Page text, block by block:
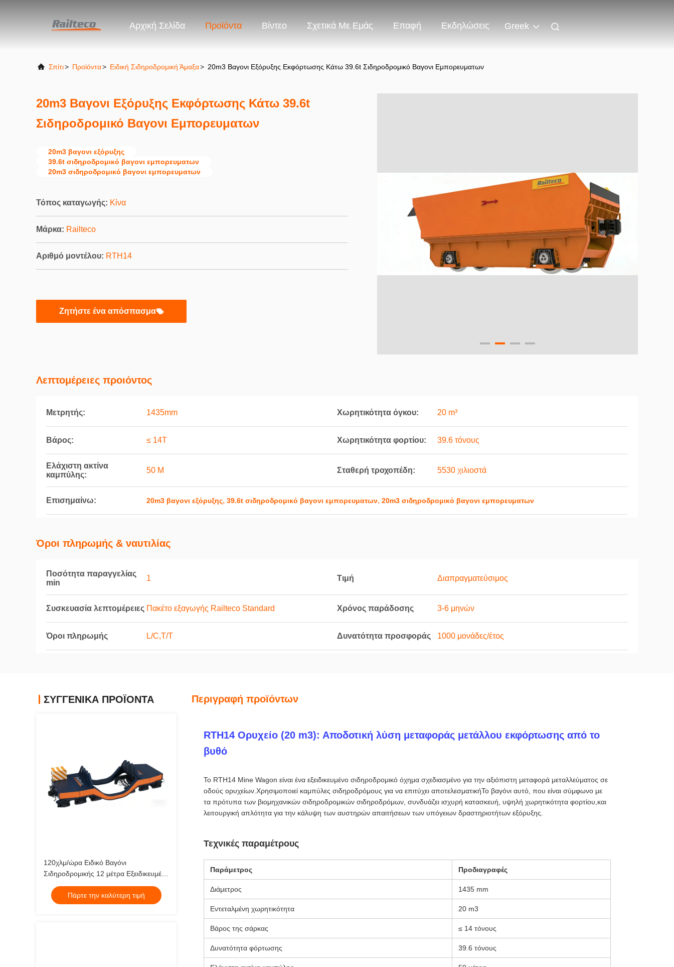
Αρχική Σελίδα Προϊόντα Βίντεο Σχετικά Με Εμάς Επαφή Εκδηλώσεις Greek
Σπίτι> Προϊόντα> Ειδική Σιδηροδρομική Άμαξα> 20m3 Βαγονι Εξόρυξης Εκφόρτωσης Κάτω 39.6t Σιδηροδρομικό Βαγονι Εμπορευματων
20m3 Βαγονι Εξόρυξης Εκφόρτωσης Κάτω 39.6t
Σιδηροδρομικό Βαγονι Εμπορευματων
20m3 βαγονι εξόρυξης
39.6t σιδηροδρομικό βαγονι εμπορευματων
20m3 σιδηροδρομικό βαγονι εμπορευματων
Τόπος καταγωγής: Κίνα
Μάρκα: Railteco
Αριθμό μοντέλου: RTH14
Ζητήστε ένα απόσπασμα
Λεπτομέρειες προιόντος
Μετρητής: 1435mm Χωρητικότητα όγκου: 20 m³
Βάρος: ≤ 14T Χωρητικότητα φορτίου: 39.6 τόνους
Ελάχιστη ακτίνα
καμπύλης:
50 Μ Σταθερή τροχοπέδη: 5530 χιλιοστά
Επισημαίνω: 20m3 βαγονι εξόρυξης, 39.6t σιδηροδρομικό βαγονι εμπορευματων, 20m3 σιδηροδρομικό βαγονι εμπορευματων
Όροι πληρωμής & ναυτιλίας
Ποσότητα παραγγελίας
min
1 Τιμή Διαπραγματεύσιμος
Συσκευασία λεπτομέρειες Πακέτο εξαγωγής Railteco Standard Χρόνος παράδοσης 3-6 μηνών
Όροι πληρωμής L/C,T/T Δυνατότητα προσφοράς 1000 μονάδες/έτος
ΣΥΓΓΕΝΙΚΆ ΠΡΟΪΌΝΤΑ
120χλμ/ώρα Ειδικό Βαγόνι
Σιδηροδρομικής 12 μέτρα Εξειδικευμένο
Όχημα Βαγόνι Κουτάλα
Πάρτε την καλύτερη τιμή
Περιγραφή προϊόντων
RTH14 Ορυχείο (20 m3): Αποδοτική λύση μεταφοράς μετάλλου εκφόρτωσης από το
βυθό
Το RTH14 Mine Wagon είναι ένα εξειδικευμένο σιδηροδρομικό όχημα σχεδιασμένο για την αξιόπιστη μεταφορά μεταλλεύματος σε
οδούς ορυχείων.Χρησιμοποιεί καμπύλες σιδηροδρόμους για να επιτύχει αποτελεσματικήΤο βαγόνι αυτό, που είναι σύμφωνο με
τα πρότυπα των βιομηχανικών σιδηροδρομικών σιδηροδρόμων, συνδυάζει ισχυρή κατασκευή, υψηλή χωρητικότητα φορτίου,και
λειτουργική απλότητα για την κάλυψη των αυστηρών απαιτήσεων των υπόγειων δραστηριοτήτων εξόρυξης.
Τεχνικές παραμέτρους
Παράμετρος Προδιαγραφές
Διάμετρος 1435 mm
Εντεταλμένη χωρητικότητα 20 m3
Βάρος της σάρκας ≤ 14 τόνους
Δυνατότητα φόρτωσης 39.6 τόνους